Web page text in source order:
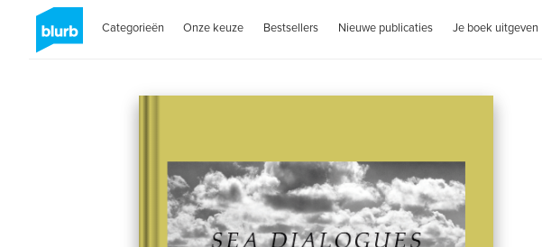
Categorieën Onze keuze Bestsellers Nieuwe publicaties Je boek uitgeven